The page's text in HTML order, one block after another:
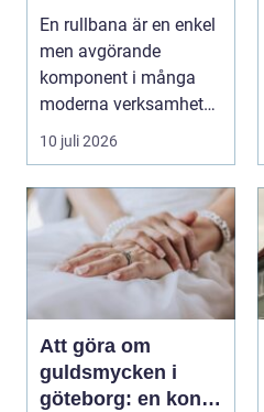
gods
En rullbana är en enkel
men avgörande
komponent i många
moderna verksamheter.
Den används för att fl...
10 juli 2026
Att göra om
guldsmycken i
göteborg: en konst